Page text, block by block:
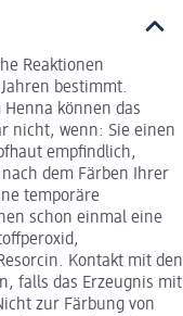
Reaktionen
bestimmt.
Henna können das
nicht, wenn: Sie einen
empfindlich,
dem Färben Ihrer
temporäre
schon einmal eine
Kontakt mit den
falls das Erzeugnis mit
zur Färbung von